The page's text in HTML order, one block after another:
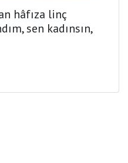
hâfıza linç
sen kadınsın,